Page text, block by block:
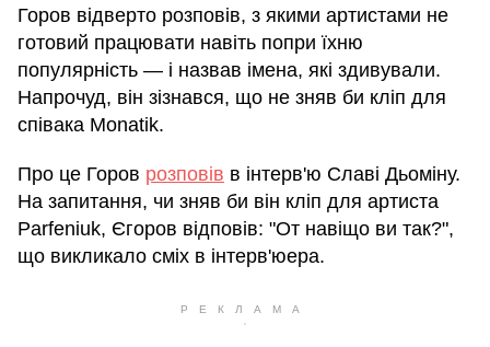
Горов відверто розповів, з якими артистами не
готовий працювати навіть попри їхню
популярність — і назвав імена, які здивували.
Напрочуд, він зізнався, що не зняв би кліп для
співака Monatik.
Про це Горов розповів в інтерв'ю Славі Дьоміну.
На запитання, чи зняв би він кліп для артиста
Parfeniuk, Єгоров відповів: "От навіщо ви так?",
що викликало сміх в інтерв'юера.